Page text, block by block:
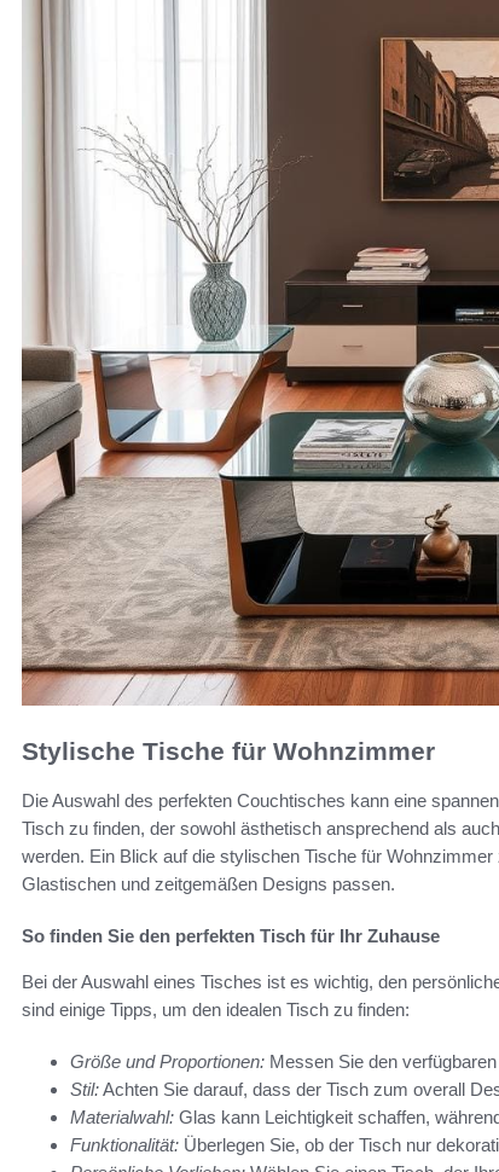
Stylische Tische für Wohnzimmer
Die Auswahl des perfekten Couchtisches kann eine
Tisch zu finden, der sowohl ästhetisch ansprechend als
werden. Ein Blick auf die stylischen Tische für
Glastischen und zeitgemäßen Designs passen.
So finden Sie den perfekten Tisch für Ihr Zuhause
Bei der Auswahl eines Tisches ist es wichtig, den
sind einige Tipps, um den idealen Tisch zu finden:
Größe und Proportionen: Messen Sie den
Stil:Achten Sie darauf, dass der Tisch zum overall
Materialwahl: Glas kann Leichtigkeit schaffen,
Funktionalität: Überlegen Sie, ob der Tisch nur